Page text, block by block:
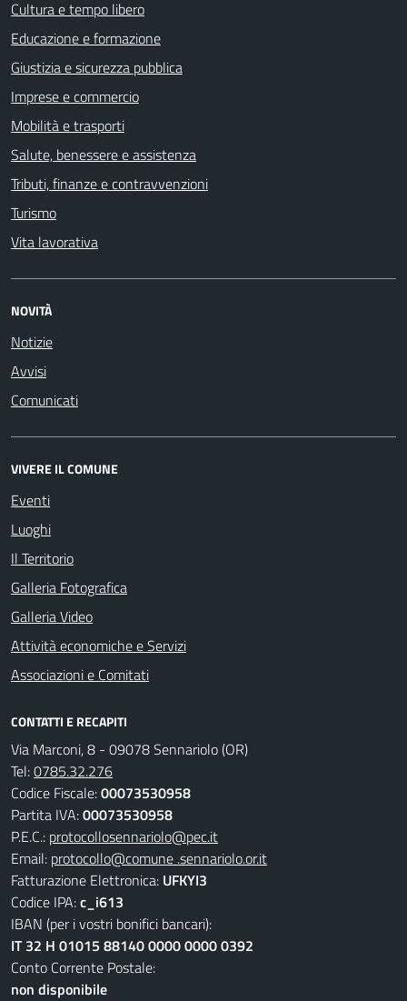
Cultura e tempo libero
Educazione e formazione
Giustizia e sicurezza pubblica
Imprese e commercio
Mobilità e trasporti
Salute, benessere e assistenza
Tributi, finanze e contravvenzioni
Turismo
Vita lavorativa
NOVITÀ
Notizie
Avvisi
Comunicati
VIVERE IL COMUNE
Eventi
Luoghi
Il Territorio
Galleria Fotografica
Galleria Video
Attività economiche e Servizi
Associazioni e Comitati
CONTATTI E RECAPITI
Via Marconi, 8 - 09078 Sennariolo (OR)
Tel:0785.32.276
Codice Fiscale:00073530958
Partita IVA:00073530958
P.E.C.: protocollosennariolo@pec.it
Email: protocollo@comune .sennariolo.or.it
Fatturazione Elettronica: UFKYI3
Codice IPA:c_i613
IBAN (per i vostri bonifici bancari):
IT 32 H 01015 88140 0000 0000 0392
Conto Corrente Postale:
non disponibile